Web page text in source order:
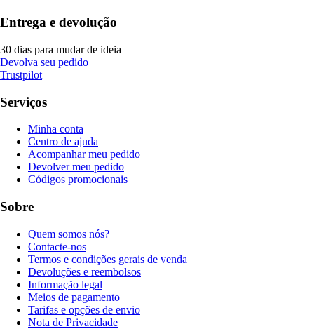
Entrega e devolução
30 dias para mudar de ideia
Devolva seu pedido
Trustpilot
Serviços
Minha conta
Centro de ajuda
Acompanhar meu pedido
Devolver meu pedido
Códigos promocionais
Sobre
Quem somos nós?
Contacte-nos
Termos e condições gerais de venda
Devoluções e reembolsos
Informação legal
Meios de pagamento
Tarifas e opções de envio
Nota de Privacidade